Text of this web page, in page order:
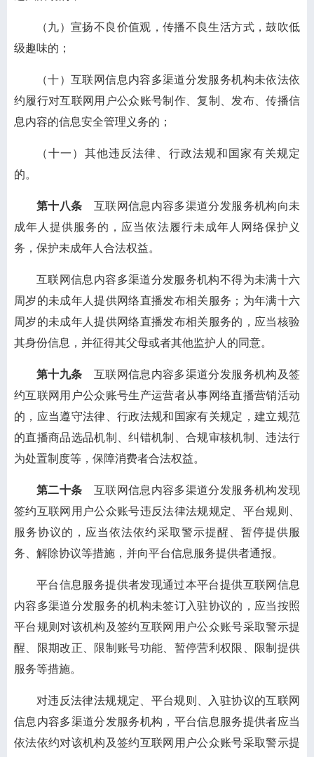
（九）宣扬不良价值观，传播不良生活方式，鼓吹低
级趣味的；
（十）互联网信息内容多渠道分发服务机构未依法依
约履行对互联网用户公众账号制作、复制、发布、传播信
息内容的信息安全管理义务的；
（十一）其他违反法律、行政法规和国家有关规定
的。
第十八条 互联网信息内容多渠道分发服务机构向未
成年人提供服务的，应当依法履行未成年人网络保护义
务，保护未成年人合法权益。
互联网信息内容多渠道分发服务机构不得为未满十六
周岁的未成年人提供网络直播发布相关服务；为年满十六
周岁的未成年人提供网络直播发布相关服务的，应当核验
其身份信息，并征得其父母或者其他监护人的同意。
第十九条 互联网信息内容多渠道分发服务机构及签
约互联网用户公众账号生产运营者从事网络直播营销活动
的，应当遵守法律、行政法规和国家有关规定，建立规范
的直播商品选品机制、纠错机制、合规审核机制、违法行
为处置制度等，保障消费者合法权益。
第二十条 互联网信息内容多渠道分发服务机构发现
签约互联网用户公众账号违反法律法规规定、平台规则、
服务协议的，应当依法依约采取警示提醒、暂停提供服
务、解除协议等措施，并向平台信息服务提供者通报。
平台信息服务提供者发现通过本平台提供互联网信息
内容多渠道分发服务的机构未签订入驻协议的，应当按照
平台规则对该机构及签约互联网用户公众账号采取警示提
醒、限期改正、限制账号功能、暂停营利权限、限制提供
服务等措施。
对违反法律法规规定、平台规则、入驻协议的互联网
信息内容多渠道分发服务机构，平台信息服务提供者应当
依法依约对该机构及签约互联网用户公众账号采取警示提